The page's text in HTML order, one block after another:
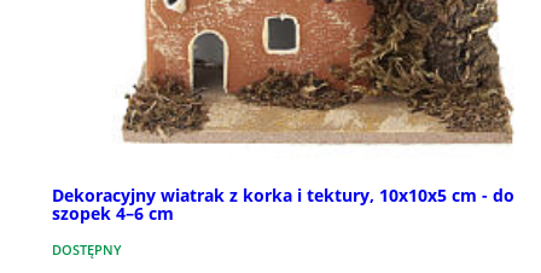
Dekoracyjny wiatrak z korka i tektury, 10x10x5 cm - do
szopek 4–6 cm
DOSTĘPNY